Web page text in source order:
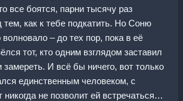
все боятся, парни тысячу раз
как к тебе подкатить. Но Соню
волновало – до тех пор, пока в её
тот, кто одним взглядом заставил
И всё бы ничего, вот только
единственным человеком, с
никогда не позволит ей встречаться…